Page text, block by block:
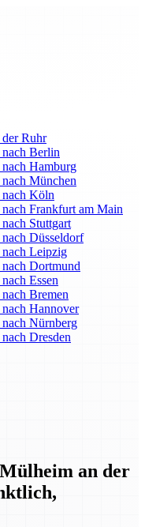
Ruhr
Berlin
Hamburg
München
Köln
Frankfurt am Main
Stuttgart
Düsseldorf
Leipzig
Dortmund
Essen
Bremen
Hannover
Nürnberg
Dresden
an der